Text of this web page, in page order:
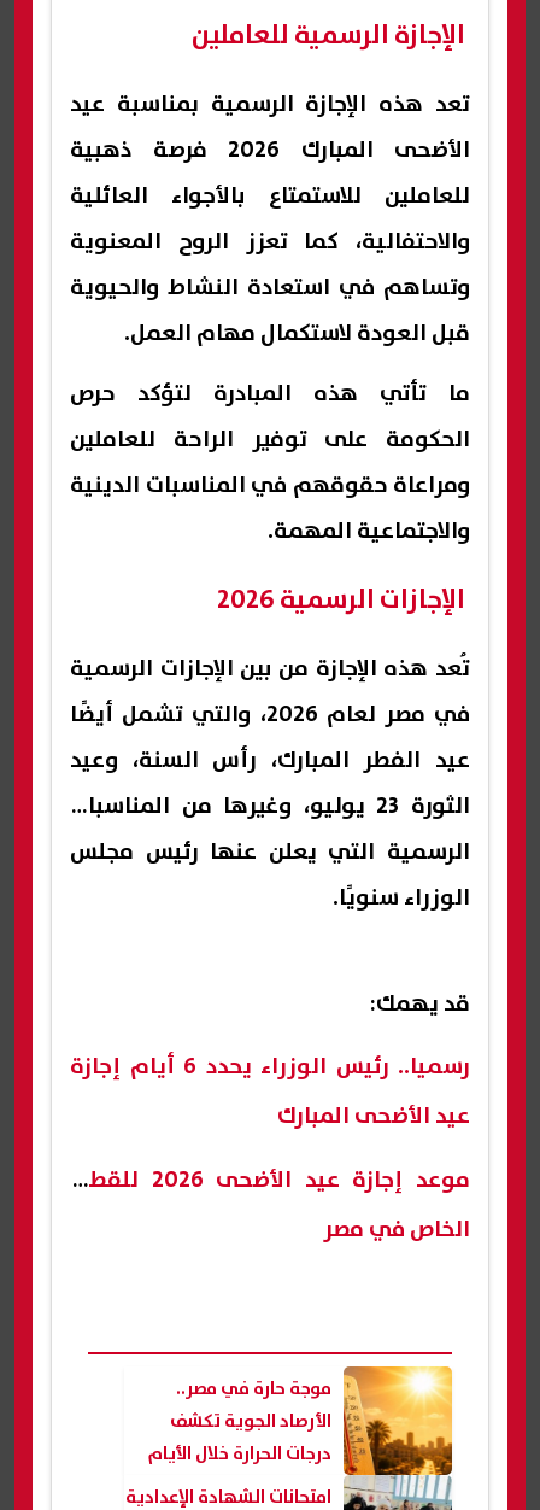
الإجازة الرسمية للعاملين
تعد هذه الإجازة الرسمية بمناسبة عيد
الأضحى المبارك 2026 فرصة ذهبية
للعاملين للاستمتاع بالأجواء العائلية
والاحتفالية، كما تعزز الروح المعنوية
وتساهم في استعادة النشاط والحيوية
قبل العودة لاستكمال مهام العمل.
ما تأتي هذه المبادرة لتؤكد حرص
الحكومة على توفير الراحة للعاملين
ومراعاة حقوقهم في المناسبات الدينية
والاجتماعية المهمة.
الإجازات الرسمية 2026
تُعد هذه الإجازة من بين الإجازات الرسمية
في مصر لعام 2026، والتي تشمل أيضًا
عيد الفطر المبارك، رأس السنة، وعيد
الثورة 23 يوليو، وغيرها من المناسبات
الرسمية التي يعلن عنها رئيس مجلس
الوزراء سنويًا.
قد يهمك:
رسميا.. رئيس الوزراء يحدد 6 أيام إجازة
عيد الأضحى المبارك
موعد إجازة عيد الأضحى 2026 للقطاع
الخاص في مصر
موجة حارة في مصر..
الأرصاد الجوية تكشف
درجات الحرارة خلال الأيام
القادمة
امتحانات الشهادة الإعدادية